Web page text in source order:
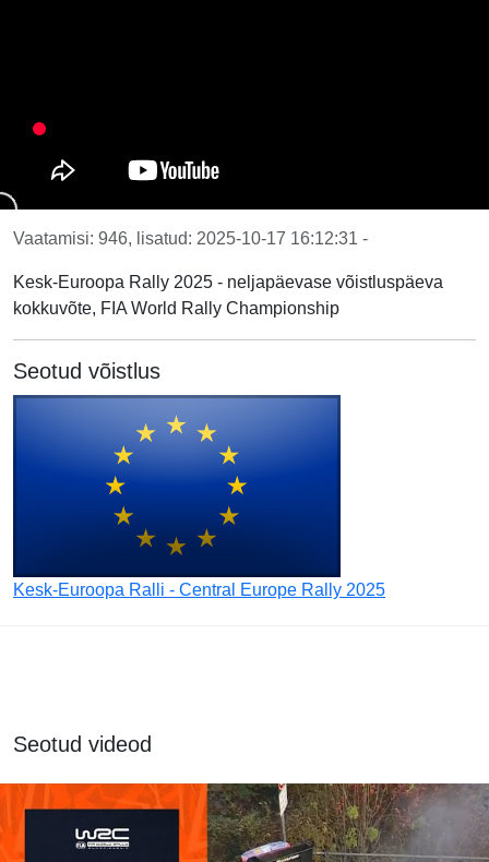
Vaatamisi: 946, lisatud: 2025-10-17 16:12:31 -
Kesk-Euroopa Rally 2025 - neljapäevase võistluspäeva
kokkuvõte, FIA World Rally Championship
Seotud võistlus
Kesk-Euroopa Ralli - Central Europe Rally 2025
Seotud videod